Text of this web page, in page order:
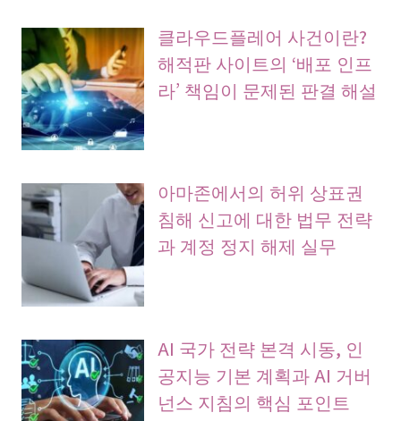
클라우드플레어 사건이란?
해적판 사이트의 ‘배포 인프
라’ 책임이 문제된 판결 해설
아마존에서의 허위 상표권
침해 신고에 대한 법무 전략
과 계정 정지 해제 실무
AI 국가 전략 본격 시동, 인
공지능 기본 계획과 AI 거버
넌스 지침의 핵심 포인트